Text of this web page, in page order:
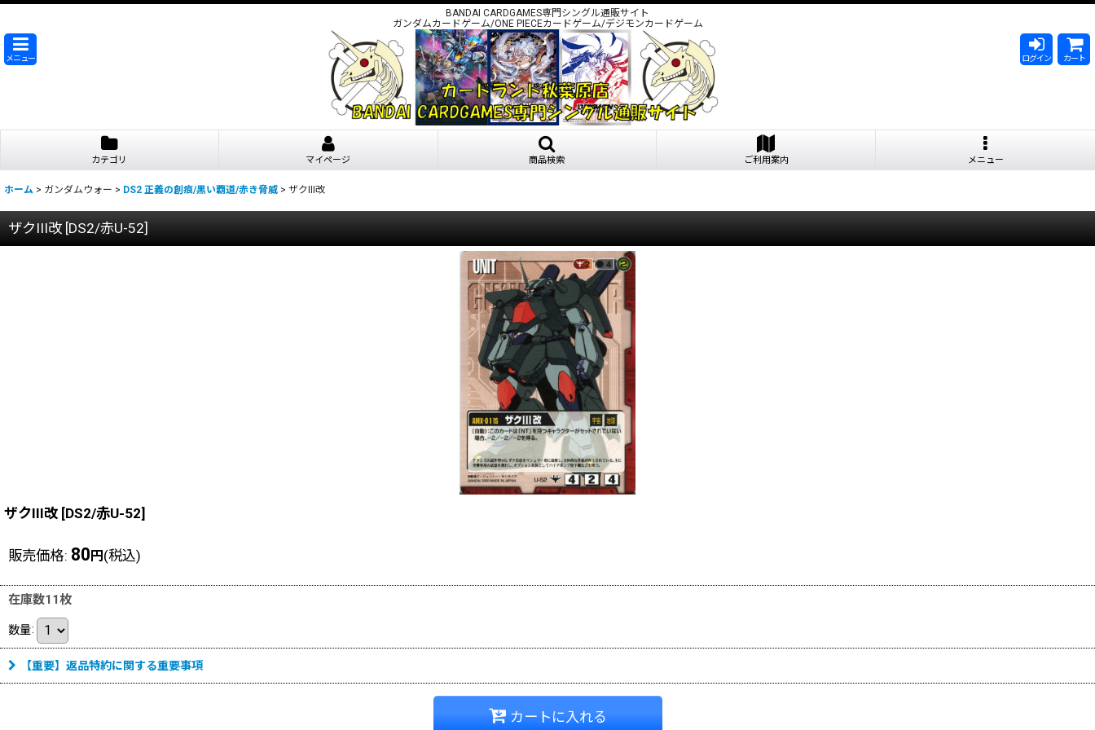
BANDAI CARDGAMES専門シングル通販サイト
ガンダムカードゲーム/ONE PIECEカードゲーム/デジモンカードゲーム
メニュー ログイン カート
カテゴリ マイページ 商品検索 ご利用案内 メニュー
ホーム > ガンダムウォー > DS2 正義の創痕/黒い覇道/赤き脅威 > ザクIII改
ザクIII改 [DS2/赤U-52]
ザクIII改 [DS2/赤U-52]
販売価格: 80 円 (税込)
在庫数11枚
数量:
【重要】返品特約に関する重要事項
カートに入れる